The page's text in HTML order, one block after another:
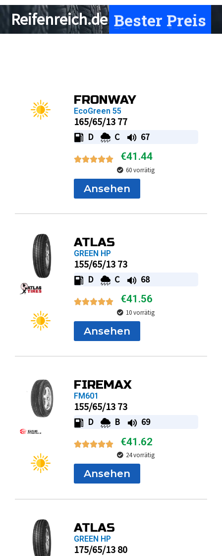
Reifenreich.de Bester Preis
FRONWAY
EcoGreen 55
165/65/13 77
D C 67
€41.44
60 vorrätig
Ansehen
ATLAS
GREEN HP
155/65/13 73
D C 68
€41.56
10 vorrätig
Ansehen
FIREMAX
FM601
155/65/13 73
D B 69
€41.62
24 vorrätig
Ansehen
ATLAS
GREEN HP
175/65/13 80